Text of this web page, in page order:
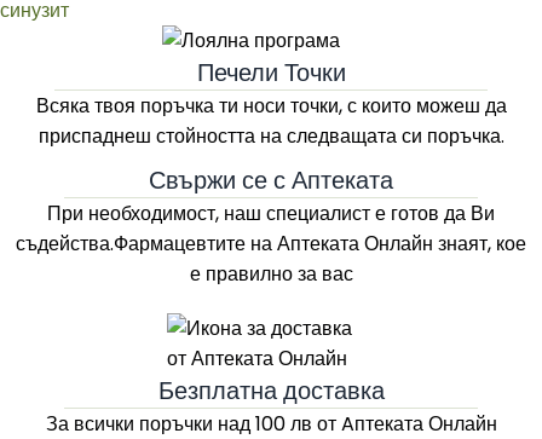
синузит
Печели Точки
Всяка твоя поръчка ти носи точки, с които можеш да
приспаднеш стойността на следващата си поръчка.
Свържи се с Аптеката
При необходимост, наш специалист е готов да Ви
съдейства.Фармацевтите наАптеката Онлайн знаят, кое
е правилно за вас
Безплатна доставка
За всички поръчки над 100 лв от Aптеката Онлайн